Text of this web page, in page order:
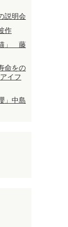
説明会
作
」 藤
命をの
イフ
」中島